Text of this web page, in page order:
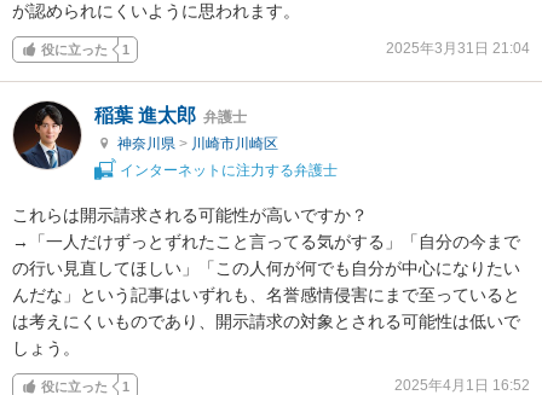
が認められにくいように思われます。
役に立った 1 2025年3月31日 21:04
稲葉 進太郎 弁護士
神奈川県 > 川崎市川崎区
インターネットに注力する弁護士
これらは開示請求される可能性が高いですか？
→「一人だけずっとずれたこと言ってる気がする」「自分の今まで
の行い見直してほしい」「この人何が何でも自分が中心になりたい
んだな」という記事はいずれも、名誉感情侵害にまで至っていると
は考えにくいものであり、開示請求の対象とされる可能性は低いで
しょう。
役に立った 1 2025年4月1日 16:52